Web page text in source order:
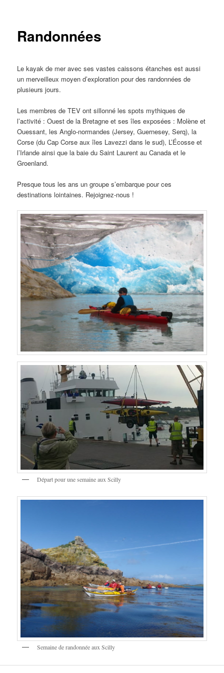
Randonnées
Le kayak de mer avec ses vastes caissons étanches est aussi
un merveilleux moyen d’exploration pour des randonnées de
plusieurs jours.
Les membres de TEV ont sillonné les spots mythiques de
l’activité : Ouest de la Bretagne et ses îles exposées : Molène et
Ouessant, les Anglo-normandes (Jersey, Guernesey, Serq), la
Corse (du Cap Corse aux îles Lavezzi dans le sud), L’Écosse et
l’Irlande ainsi que la baie du Saint Laurent au Canada et le
Groenland.
Presque tous les ans un groupe s’embarque pour ces
destinations lointaines. Rejoignez-nous !
Départ pour une semaine aux Scilly
Semaine de randonnée aux Scilly